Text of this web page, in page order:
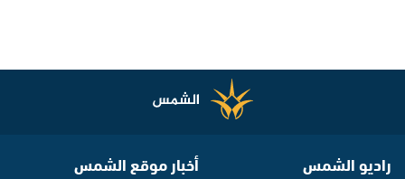
راديو الشمس أخبار موقع الشمس